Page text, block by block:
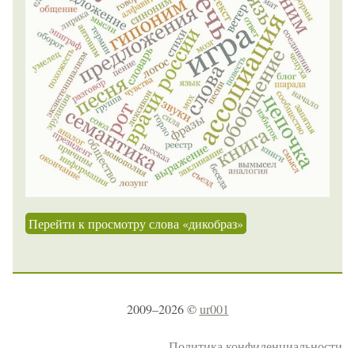
Перейти к просмотру слова «дикобраз»
2009–2026 ©ur001